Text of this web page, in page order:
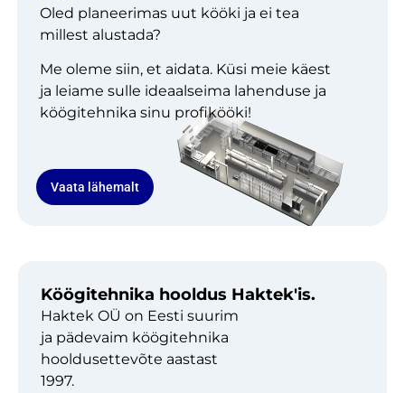
Oled planeerimas uut kööki ja ei tea
millest alustada?
Me oleme siin, et aidata. Küsi meie käest
ja leiame sulle ideaalseima lahenduse ja
köögitehnika sinu profikööki!
Vaata lähemalt
Köögitehnika hooldus Haktek'is.
Haktek OÜ on Eesti suurim
ja pädevaim köögitehnika
hooldusettevõte aastast
1997.